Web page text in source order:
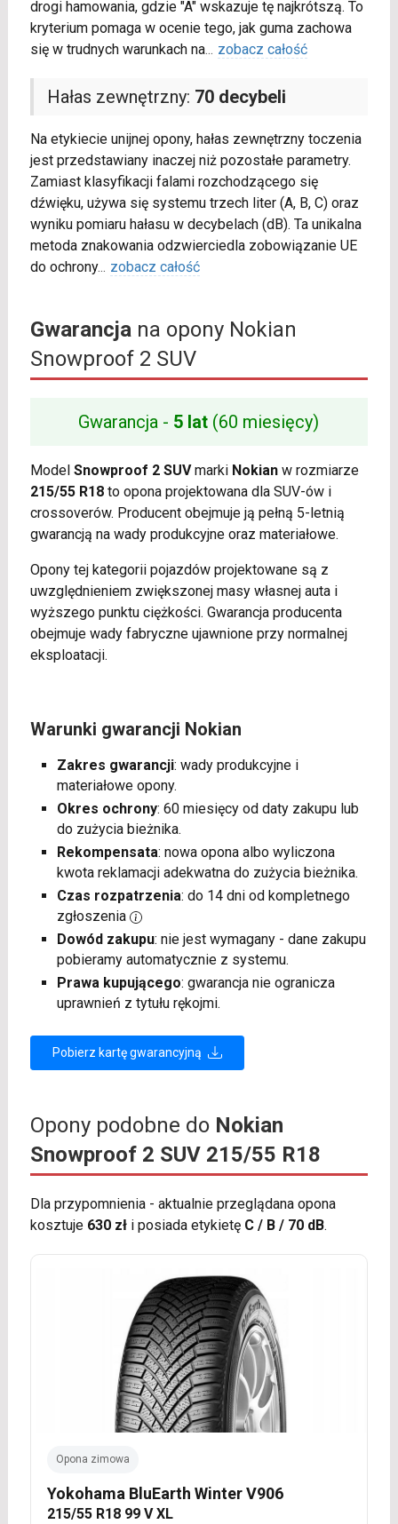
drogi hamowania, gdzie "A" wskazuje tę najkrótszą. To
kryterium pomaga w ocenie tego, jak guma zachowa
się w trudnych warunkach na... zobacz całość
Hałas zewnętrzny: 70 decybeli
Na etykiecie unijnej opony, hałas zewnętrzny toczenia
jest przedstawiany inaczej niż pozostałe parametry.
Zamiast klasyfikacji falami rozchodzącego się
dźwięku, używa się systemu trzech liter (A, B, C) oraz
wyniku pomiaru hałasu w decybelach (dB). Ta unikalna
metoda znakowania odzwierciedla zobowiązanie UE
do ochrony... zobacz całość
Gwarancjana opony Nokian
Snowproof 2 SUV
Gwarancja - 5 lat (60 miesięcy)
Model Snowproof 2 SUVmarki Nokianw rozmiarze
215/55 R18to opona projektowana dla SUV-ów i
crossoverów. Producent obejmuje ją pełną 5-letnią
gwarancją na wady produkcyjne oraz materiałowe.
Opony tej kategorii pojazdów projektowane są z
uwzględnieniem zwiększonej masy własnej auta i
wyższego punktu ciężkości. Gwarancja producenta
obejmuje wady fabryczne ujawnione przy normalnej
eksploatacji.
Warunki gwarancji Nokian
Zakres gwarancji: wady produkcyjne i
materiałowe opony.
Okres ochrony: 60 miesięcy od daty zakupu lub
do zużycia bieżnika.
Rekompensata: nowa opona albo wyliczona
kwota reklamacji adekwatna do zużycia bieżnika.
Czas rozpatrzenia: do 14 dni od kompletnego
zgłoszenia
Dowód zakupu: nie jest wymagany - dane zakupu
pobieramy automatycznie z systemu.
Prawa kupującego: gwarancja nie ogranicza
uprawnień z tytułu rękojmi.
Pobierz kartę gwarancyjną
Opony podobne do Nokian
Snowproof 2 SUV 215/55 R18
Dla przypomnienia - aktualnie przeglądana opona
kosztuje 630 złi posiada etykietę C / B / 70 dB.
Opona zimowa
Yokohama BluEarth Winter V906
215/55 R18 99 V XL